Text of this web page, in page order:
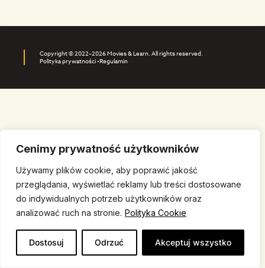
Cenimy prywatność użytkowników
Używamy plików cookie, aby poprawić jakość
przeglądania, wyświetlać reklamy lub treści dostosowane
do indywidualnych potrzeb użytkowników oraz
analizować ruch na stronie. Polityka Cookie
Dostosuj Odrzuć Akceptuj wszystko
Copyright © 2022–2026 Movies & Learn. All rights reserved.
Polityka prywatności •Regulamin